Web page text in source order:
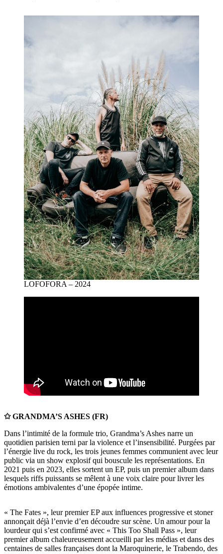
LOFOFORA – 2024
✩ GRANDMA’S ASHES (FR)
Dans l’intimité de la formule trio, Grandma’s Ashes narre un
quotidien parisien terni par la violence et l’insensibilité. Purgées par
l’énergie live du rock, les trois jeunes femmes communient avec leur
public via un show explosif qui bouscule les représentations. En
2021 puis en 2023, elles sortent un EP, puis un premier album dans
lesquels riffs puissants se mêlent à une voix claire pour livrer les
émotions ambivalentes d’une épopée intime.
« The Fates », leur premier EP aux influences progressive et stoner
annonçait déjà l’envie d’en découdre sur scène. Un amour pour la
lourdeur qui s’est confirmé avec « This Too Shall Pass », leur
premier album chaleureusement accueilli par les médias et dans des
centaines de salles françaises dont la Maroquinerie, le Trabendo, des